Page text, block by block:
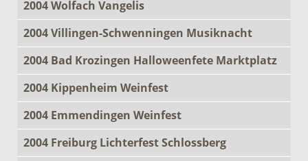
2004 Wolfach Vangelis
2004 Villingen-Schwenningen Musiknacht
2004 Bad Krozingen Halloweenfete Marktplatz
2004 Kippenheim Weinfest
2004 Emmendingen Weinfest
2004 Freiburg Lichterfest Schlossberg